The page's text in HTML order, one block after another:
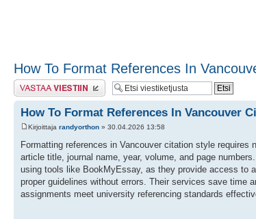
How To Format References In
Lähetä vastaus
How To Format References In Vancouver
Kirjoittaja randyorthon » 30.04.2026 13:58
Formatting references in Vancouver citation style requires
article title, journal name, year, volume, and page
using tools like BookMyEssay, as they provide access to
proper guidelines without errors. Their services save time
assignments meet university referencing standards